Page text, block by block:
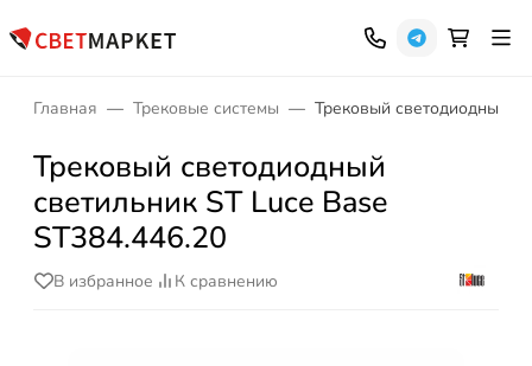
Главная Трековые системы Трековый светодиодный
Трековый светодиодный
светильник ST Luce Base
ST384.446.20
В избранное К сравнению